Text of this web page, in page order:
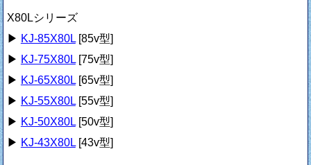
X80Lシリーズ
▶ KJ-85X80L[85v型]
▶ KJ-75X80L[75v型]
▶ KJ-65X80L[65v型]
▶ KJ-55X80L[55v型]
▶ KJ-50X80L[50v型]
▶ KJ-43X80L[43v型]